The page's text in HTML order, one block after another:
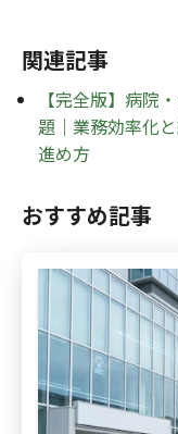
関連記事
【完全版】病院
題｜業務効率化
進め方
おすすめ記事